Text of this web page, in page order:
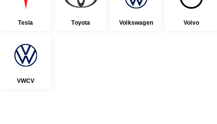
Tesla Toyota Volkswagen Volvo
VWCV